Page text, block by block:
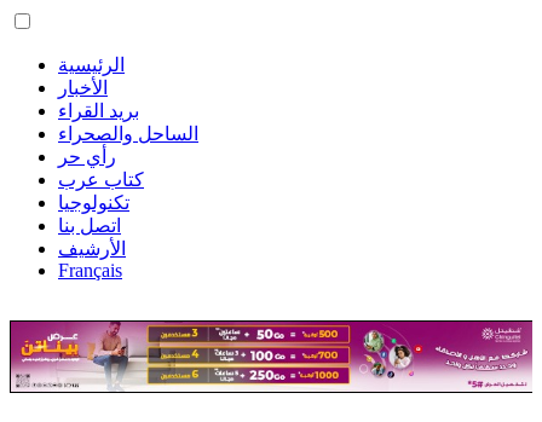
الرئيسية
الأخبار
بريد القراء
الساحل والصحراء
رأي حر
كتاب عرب
تكنولوجيا
اتصل بنا
الأرشيف
Français